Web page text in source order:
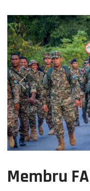
Previous
Membru